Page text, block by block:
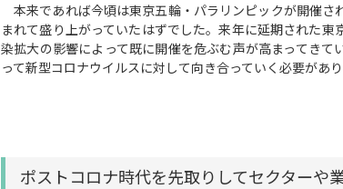
本来であれば今頃は東京五輪・パラリンピックが開催
まれて盛り上がっていたはずでした。来年に延期された
染拡大の影響によって既に開催を危ぶむ声が高まってき
って新型コロナウイルスに対して向き合っていく必要があ
ポストコロナ時代を先取りしてセクターや